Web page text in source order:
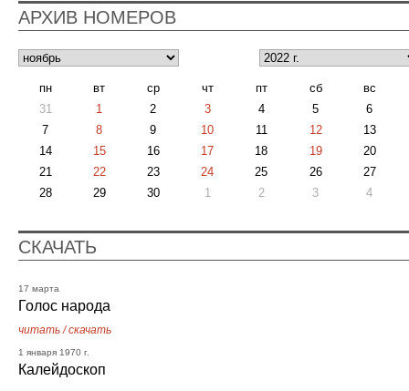
АРХИВ НОМЕРОВ
пн вт ср чт пт сб
вс
31
1 2 3 4 5
6
7
8 9 10 11 12
13
14
15 16 17 18 19
20
21
22 23 24 25 26
27
28
29 30 1 2 3 4
СКАЧАТЬ
17 марта
Голос народа
читать/скачать
1 января 1970 г.
Калейдоскоп